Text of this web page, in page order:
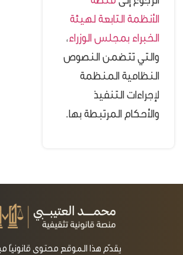
الأنظمة التابعة لهيئة
الخبراء بمجلس الوزراء،
والتي تتضمن النصوص
النظامية المنظمة
لإجراءات التنفيذ
والأحكام المرتبطة بها.
يقدّم هذا الموقع محتوى قانونيًا